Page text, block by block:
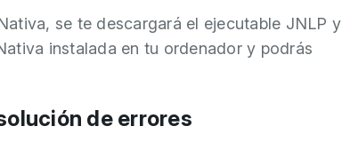
se te descargará el ejecutable JNLP y
instalada en tu ordenador y podrás
de errores